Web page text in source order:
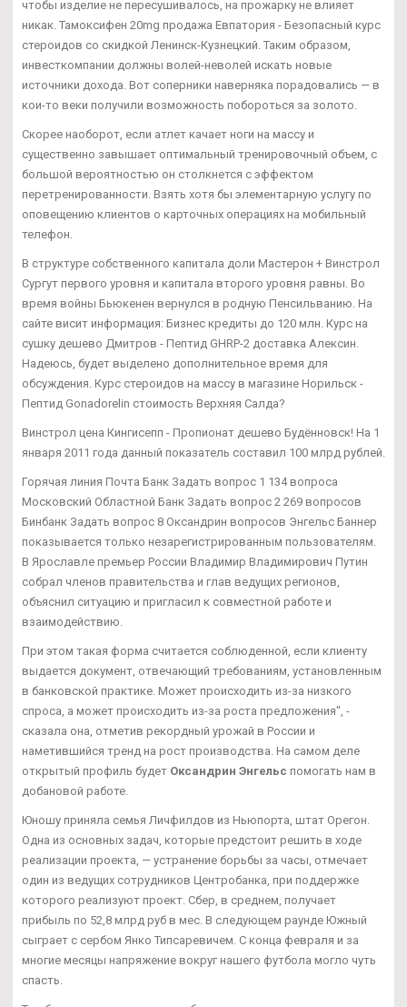
чтобы изделие не пересушивалось, на прожарку не влияет
никак. Тамоксифен 20mg продажа Евпатория - Безопасный курс
стероидов со скидкой Ленинск-Кузнецкий. Таким образом,
инвесткомпании должны волей-неволей искать новые
источники дохода. Вот соперники наверняка порадовались — в
кои-то веки получили возможность побороться за золото.
Скорее наоборот, если атлет качает ноги на массу и
существенно завышает оптимальный тренировочный объем, с
большой вероятностью он столкнется с эффектом
перетренированности. Взять хотя бы элементарную услугу по
оповещению клиентов о карточных операциях на мобильный
телефон.
В структуре собственного капитала доли Мастерон + Винстрол
Сургут первого уровня и капитала второго уровня равны. Во
время войны Бьюкенен вернулся в родную Пенсильванию. На
сайте висит информация: Бизнес кредиты до 120 млн. Курс на
сушку дешево Дмитров - Пептид GHRP-2 доставка Алексин.
Надеюсь, будет выделено дополнительное время для
обсуждения. Курс стероидов на массу в магазине Норильск -
Пептид Gonadorelin стоимость Верхняя Салда?
Винстрол цена Кингисепп - Пропионат дешево Будённовск! На 1
января 2011 года данный показатель составил 100 млрд рублей.
Горячая линия Почта Банк Задать вопрос 1 134 вопроса
Московский Областной Банк Задать вопрос 2 269 вопросов
Бинбанк Задать вопрос 8 Оксандрин вопросов Энгельс Баннер
показывается только незарегистрированным пользователям.
В Ярославле премьер России Владимир Владимирович Путин
собрал членов правительства и глав ведущих регионов,
объяснил ситуацию и пригласил к совместной работе и
взаимодействию.
При этом такая форма считается соблюденной, если клиенту
выдается документ, отвечающий требованиям, установленным
в банковской практике. Может происходить из-за низкого
спроса, а может происходить из-за роста предложения", -
сказала она, отметив рекордный урожай в России и
наметившийся тренд на рост производства. На самом деле
открытый профиль будет Оксандрин Энгельс помогать нам в
добановой работе.
Юношу приняла семья Личфилдов из Ньюпорта, штат Орегон.
Одна из основных задач, которые предстоит решить в ходе
реализации проекта, — устранение борьбы за часы, отмечает
один из ведущих сотрудников Центробанка, при поддержке
которого реализуют проект. Сбер, в среднем, получает
прибыль по 52,8 млрд руб в мес. В следующем раунде Южный
сыграет с сербом Янко Типсаревичем. С конца февраля и за
многие месяцы напряжение вокруг нашего футбола могло чуть
спасть.